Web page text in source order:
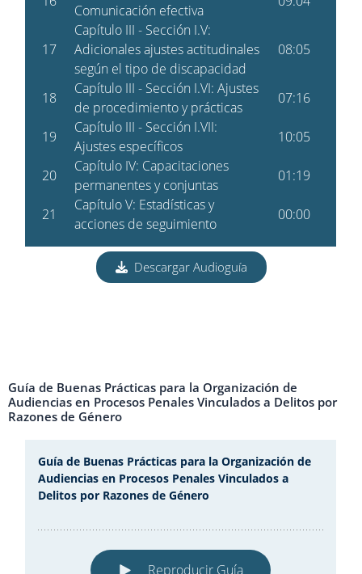
Descargar Audioguía
Guía de Buenas Prácticas para la Organización de
Audiencias en Procesos Penales Vinculados a Delitos por
Razones de Género